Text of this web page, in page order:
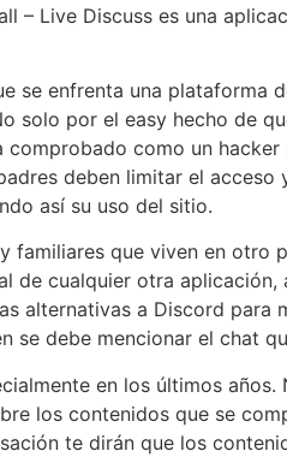
– Live Discuss es una
se enfrenta una plataforma
solo por el easy hecho de
como un
deben limitar el acceso
así su uso del sitio.
familiares que viven en otro
de cualquier otra aplicación,
alternativas a Discord para
se debe mencionar el chat
en los últimos años.
los contenidos que se
te dirán que los